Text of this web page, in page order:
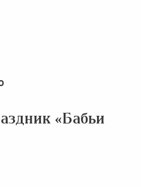
«Бабьи